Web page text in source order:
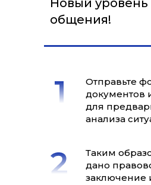
общения!
Отправьте
документов
для
анализа
Таким
дано
заключение